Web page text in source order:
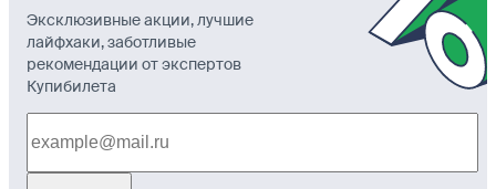
Эксклюзивные акции, лучшие
лайфхаки, заботливые
рекомендации от экспертов
Купибилета